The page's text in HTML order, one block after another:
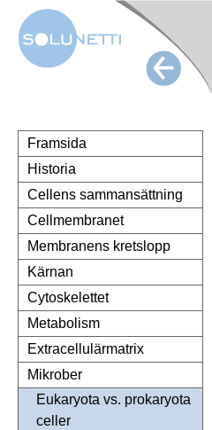
Framsida
Historia
Cellens sammansättning
Cellmembranet
Membranens kretslopp
Kärnan
Cytoskelettet
Metabolism
Extracellulärmatrix
Mikrober
Eukaryota vs. prokaryota
celler